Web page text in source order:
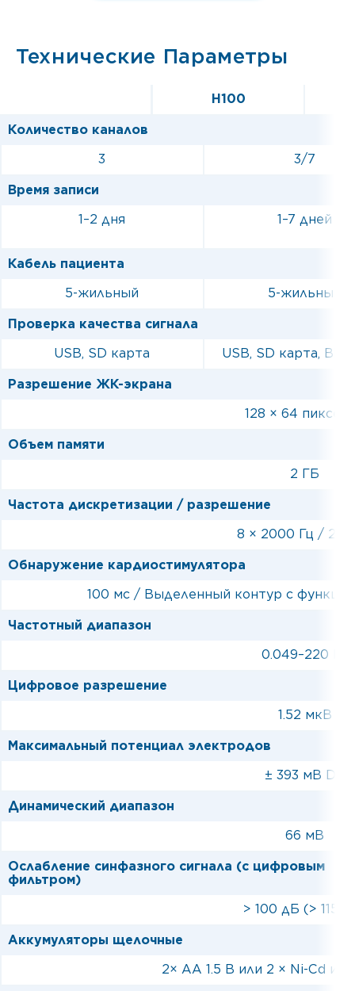
Технические Параметры
Аккумуляторы щелочные
Ослабление синфазного сигнала (с цифровым
фильтром)
Динамический диапазон
Максимальный потенциал электродов
Цифровое разрешение
Частотный диапазон
Обнаружение кардиостимулятора
Частота дискретизации / разрешение
Объем памяти
Разрешение ЖК-экрана
Проверка качества сигнала
Кабель пациента
Время записи
Количество каналов
H100
H100
Количество каналов
3
3/7
Время записи
1–2 дня
1–7 дней
Кабель пациента
5-жильный
5-жильный
Проверка качества сигнала
USB, SD карта
USB, SD карта,
Разрешение ЖК-экрана
128 × 64
Объем памяти
2 ГБ
Частота дискретизации / разрешение
8 × 2000 Гц / 24
Обнаружение кардиостимулятора
100 мс / Выделенный контур с
Частотный диапазон
0.049–220 Гц
Цифровое разрешение
1.52 мкВ
Максимальный потенциал электродов
± 393 мВ DC
Динамический диапазон
66 мВ
Ослабление синфазного сигнала (с цифровым
фильтром)
> 100 дБ (> 115
Аккумуляторы щелочные
2× AA 1.5 В или 2 × Ni-Cd